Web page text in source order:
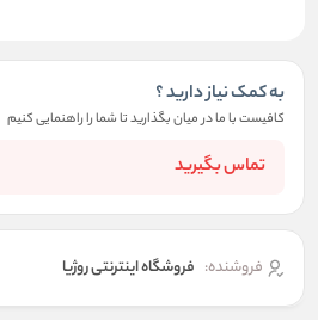
به کمک نیاز دارید ؟
کافیست با ما در میان بگذارید تا شما را راهنمایی کنیم
تماس بگیرید
فروشنده: فروشگاه اینترنتی روژیا